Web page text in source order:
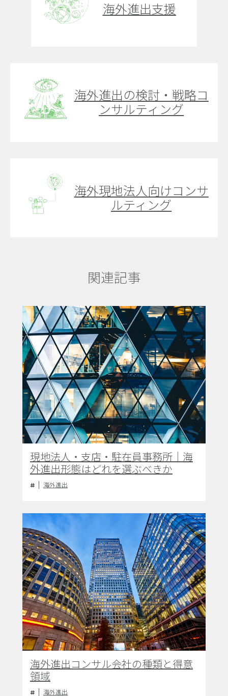
海外進出支援
海外進出の検討・戦略コ
ンサルティング
海外現地法人向けコンサ
ルティング
関連記事
現地法人・支店・駐在員事務所｜海
外進出形態はどれを選ぶべきか
海外進出
海外進出コンサル会社の種類と得意
領域
海外進出